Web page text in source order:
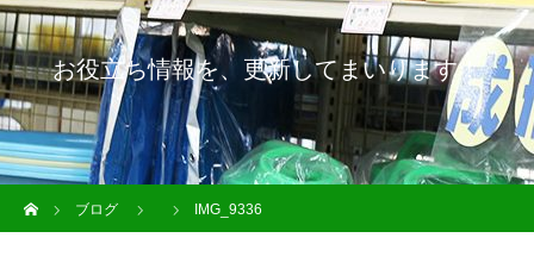
お役立ち情報を、更新してまいります！
ブログ
IMG_9336